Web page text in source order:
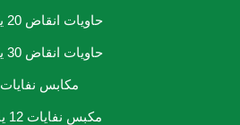
حاويات انقاض 20 ياردة
حاويات انقاض 30 ياردة
مكابس نفايات
مكبس نفايات 12 ياردة